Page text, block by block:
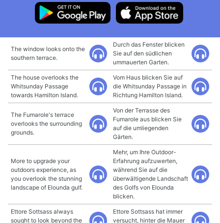
The window looks onto the
southern terrace.
Durch das Fenster blicken
Sie auf den südlichen
ummauerten Garten.
The house overlooks the
Whitsunday Passage
towards Hamilton Island.
Vom Haus blicken Sie auf
die Whitsunday Passage in
Richtung Hamilton Island.
The Fumarole's terrace
overlooks the surrounding
grounds.
Von der Terrasse des
Fumarole aus blicken Sie
auf die umliegenden
Gärten.
More to upgrade your
outdoors experience, as
you overlook the stunning
landscape of Elounda gulf.
Mehr, um Ihre Outdoor-
Erfahrung aufzuwerten,
während Sie auf die
überwältigende Landschaft
des Golfs von Elounda
blicken.
Ettore Sottsass always
sought to look beyond the
Ettore Sottsass hat immer
versucht, hinter die Mauer